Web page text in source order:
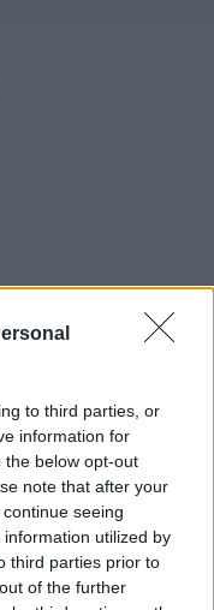
to third parties, or
information for
the below opt-out
note that after your
seeing
utilized by
third parties prior to
of the further
składników i
więc takie pączki
trwa dosłownie